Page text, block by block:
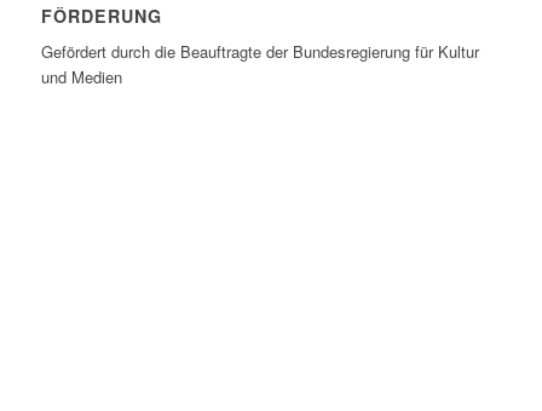
FÖRDERUNG
Gefördert durch die Beauftragte der Bundesregierung für Kultur
und Medien